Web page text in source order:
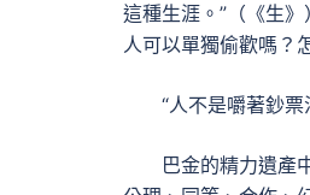
這種生涯。”（《生
人可以單獨偷歡嗎？
“人不是嚼著鈔票
巴金的精力遺產